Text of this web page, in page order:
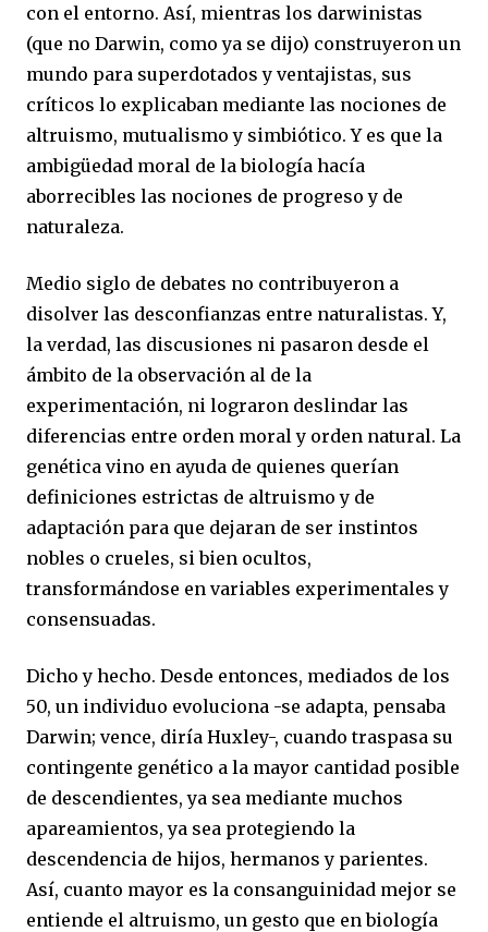
con el entorno. Así, mientras los darwinistas
(que no Darwin, como ya se dijo) construyeron un
mundo para superdotados y ventajistas, sus
críticos lo explicaban mediante las nociones de
altruismo, mutualismo y simbiótico. Y es que la
ambigüedad moral de la biología hacía
aborrecibles las nociones de progreso y de
naturaleza.
Medio siglo de debates no contribuyeron a
disolver las desconfianzas entre naturalistas. Y,
la verdad, las discusiones ni pasaron desde el
ámbito de la observación al de la
experimentación, ni lograron deslindar las
diferencias entre orden moral y orden natural. La
genética vino en ayuda de quienes querían
definiciones estrictas de altruismo y de
adaptación para que dejaran de ser instintos
nobles o crueles, si bien ocultos,
transformándose en variables experimentales y
consensuadas.
Dicho y hecho. Desde entonces, mediados de los
50, un individuo evoluciona -se adapta, pensaba
Darwin; vence, diría Huxley-, cuando traspasa su
contingente genético a la mayor cantidad posible
de descendientes, ya sea mediante muchos
apareamientos, ya sea protegiendo la
descendencia de hijos, hermanos y parientes.
Así, cuanto mayor es la consanguinidad mejor se
entiende el altruismo, un gesto que en biología